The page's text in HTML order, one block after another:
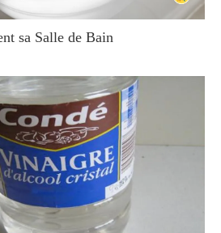
sa Salle de Bain